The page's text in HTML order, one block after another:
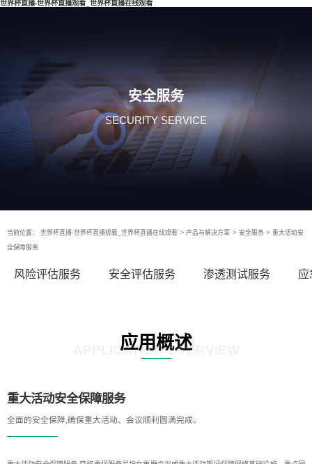
世界杯直播-世界杯直播观看_世界杯直播在线观看
安全服务
SECURITY SERVICE
当前位置： 世界杯直播-世界杯直播观看_世界杯直播在线观看 > 产品与解决方案 > 安全服务 > 重大活动安
全保障服务
风险评估服务 安全评估服务 渗透测试服务 应
应用概述
APPLICATION OVERVIEW
重大活动安全保障服务
全面的安全保障,确保重大活动、会议顺利圆满完成。